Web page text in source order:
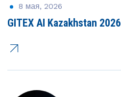
8 мая, 2026
GITEX AI Kazakhstan 2026